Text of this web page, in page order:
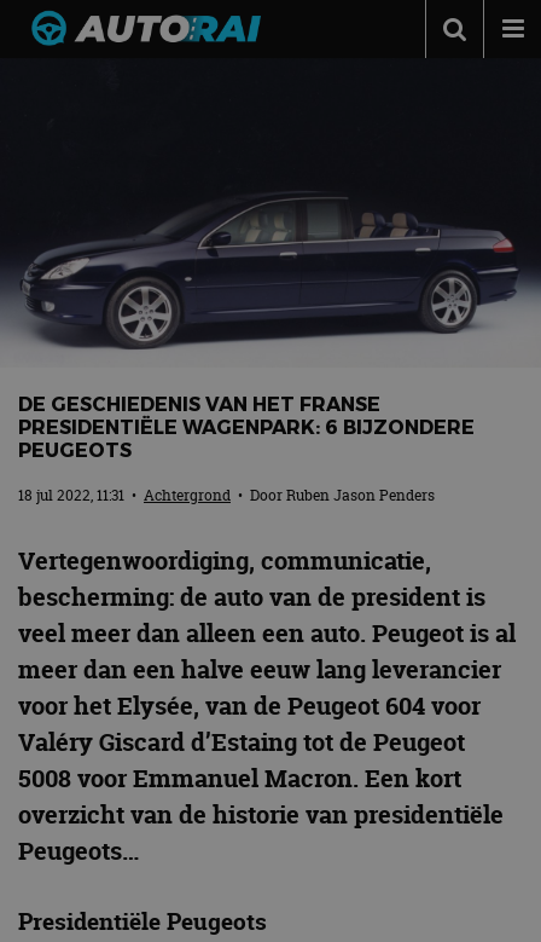
Adverteren
Contact
MotorRAI.nl
DE GESCHIEDENIS VAN HET FRANSE
PRESIDENTIËLE WAGENPARK: 6 BIJZONDERE
PEUGEOTS
18 jul 2022, 11:31 • Achtergrond • DoorRuben Jason Penders
Vertegenwoordiging, communicatie,
bescherming: de auto van de president is
veel meer dan alleen een auto. Peugeot is al
meer dan een halve eeuw lang leverancier
voor het Elysée, van de Peugeot 604 voor
Valéry Giscard d’Estaing tot de Peugeot
5008 voor Emmanuel Macron. Een kort
overzicht van de historie van presidentiële
Peugeots…
Presidentiële Peugeots